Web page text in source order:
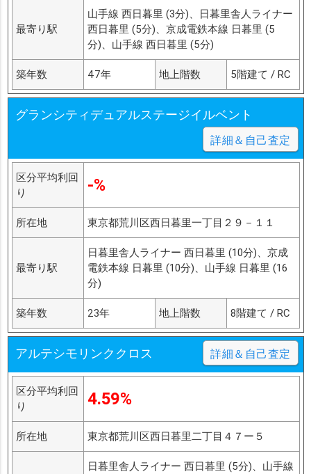
最寄り駅
山手線 西日暮里 (3分)、日暮里舎人ライナー
西日暮里 (5分)、京成電鉄本線 日暮里 (5
分)、山手線 西日暮里 (5分)
築年数 47年 地上階数 5階建て / RC
グランシティデュアルステージイルベント
詳細＆自己査定
区分平均利回
り
-%
所在地 東京都荒川区西日暮里一丁目２９－１１
最寄り駅
日暮里舎人ライナー 西日暮里 (10分)、京成
電鉄本線 日暮里 (10分)、山手線 日暮里 (16
分)
築年数 23年 地上階数 8階建て / RC
アルテシモリンククロス 詳細＆自己査定
区分平均利回
り
4.59%
所在地 東京都荒川区西日暮里二丁目４７ー５
日暮里舎人ライナー 西日暮里 (5分)、山手線